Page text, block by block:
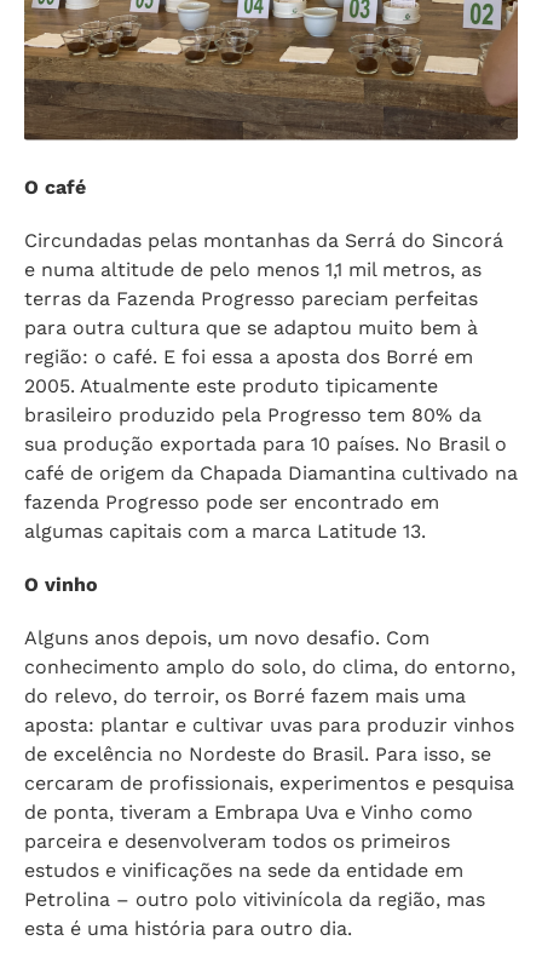
O café
Circundadas pelas montanhas da Serrá do Sincorá
e numa altitude de pelo menos 1,1 mil metros, as
terras da Fazenda Progresso pareciam perfeitas
para outra cultura que se adaptou muito bem à
região: o café. E foi essa a aposta dos Borré em
2005. Atualmente este produto tipicamente
brasileiro produzido pela Progresso tem 80% da
sua produção exportada para 10 países. No Brasil o
café de origem da Chapada Diamantina cultivado na
fazenda Progresso pode ser encontrado em
algumas capitais com a marca Latitude 13.
O vinho
Alguns anos depois, um novo desafio. Com
conhecimento amplo do solo, do clima, do entorno,
do relevo, do terroir, os Borré fazem mais uma
aposta: plantar e cultivar uvas para produzir vinhos
de excelência no Nordeste do Brasil. Para isso, se
cercaram de profissionais, experimentos e pesquisa
de ponta, tiveram a Embrapa Uva e Vinho como
parceira e desenvolveram todos os primeiros
estudos e vinificações na sede da entidade em
Petrolina – outro polo vitivinícola da região, mas
esta é uma história para outro dia.